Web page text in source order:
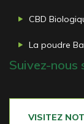
CBD
La poudre
Suivez-nous
VISITEZ